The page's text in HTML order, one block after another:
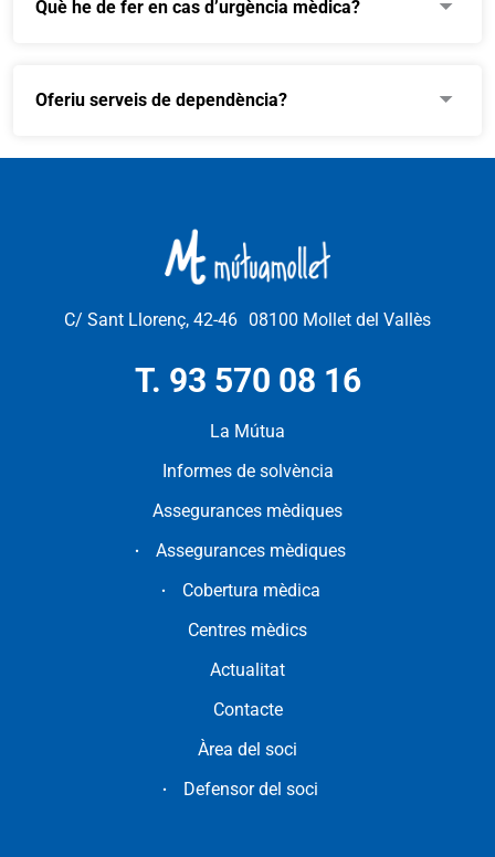
Què he de fer en cas d’urgència mèdica?
Oferiu serveis de dependència?
C/ Sant Llorenç, 42-46 08100 Mollet del Vallès
T. 93 570 08 16
La Mútua
Informes de solvència
Assegurances mèdiques
Assegurances mèdiques
Cobertura mèdica
Centres mèdics
Actualitat
Contacte
Àrea del soci
Defensor del soci